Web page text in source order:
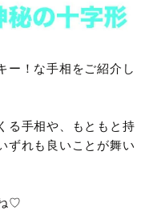
ー！な手相をご紹介し
る手相や、もともと持
ずれも良いことが舞い
♡